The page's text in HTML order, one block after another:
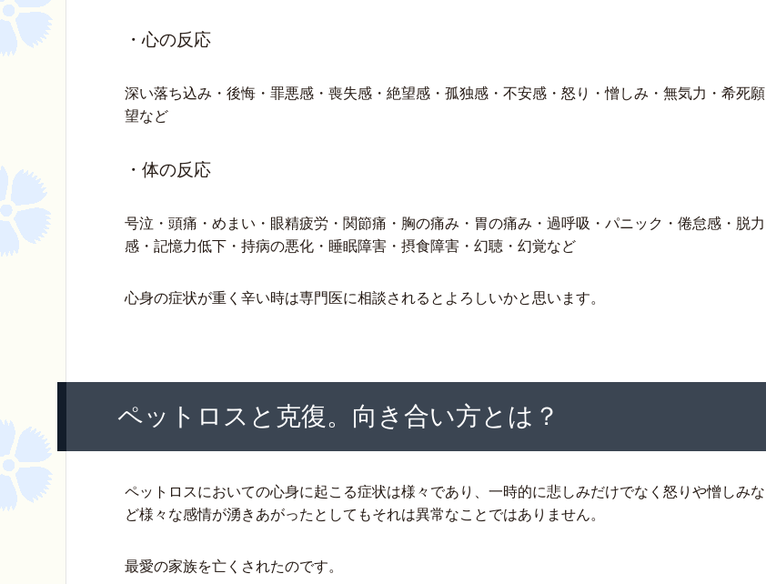
・心の反応
深い落ち込み・後悔・罪悪感・喪失感・絶望感・孤独感・不安感・怒り・憎しみ・無気力・希死願
望など
・体の反応
号泣・頭痛・めまい・眼精疲労・関節痛・胸の痛み・胃の痛み・過呼吸・パニック・倦怠感・脱力
感・記憶力低下・持病の悪化・睡眠障害・摂食障害・幻聴・幻覚など
心身の症状が重く辛い時は専門医に相談されるとよろしいかと思います。
ペットロスと克復。向き合い方とは？
ペットロスにおいての心身に起こる症状は様々であり、一時的に悲しみだけでなく怒りや憎しみな
ど様々な感情が湧きあがったとしてもそれは異常なことではありません。
最愛の家族を亡くされたのです。